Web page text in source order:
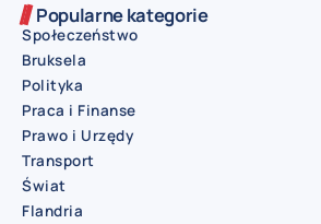
Popularne kategorie
Społeczeństwo
Bruksela
Polityka
Praca i Finanse
Prawo i Urzędy
Transport
Świat
Flandria